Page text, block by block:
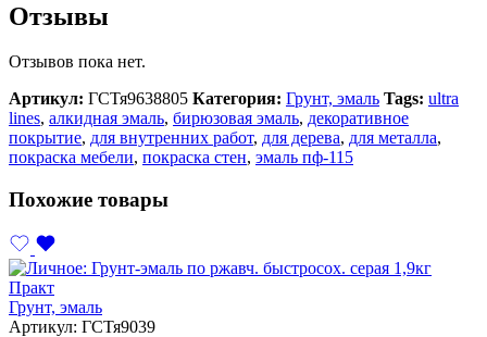
Отзывы
Отзывов пока нет.
Артикул: ГСТя9638805 Категория: Грунт, эмаль Tags: ultra
lines, алкидная эмаль, бирюзовая эмаль, декоративное
покрытие, для внутренних работ, для дерева, для металла,
покраска мебели, покраска стен, эмаль пф-115
Похожие товары
Грунт, эмаль
Артикул: ГСТя9039